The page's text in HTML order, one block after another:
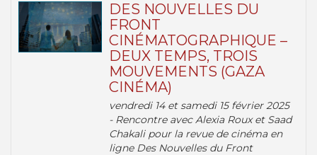
DES NOUVELLES DU
FRONT
CINÉMATOGRAPHIQUE –
DEUX TEMPS, TROIS
MOUVEMENTS (GAZA
CINÉMA)
vendredi 14 et samedi 15 février 2025
- Rencontre avec Alexia Roux et Saad
Chakali pour la revue de cinéma en
ligne Des Nouvelles du Front